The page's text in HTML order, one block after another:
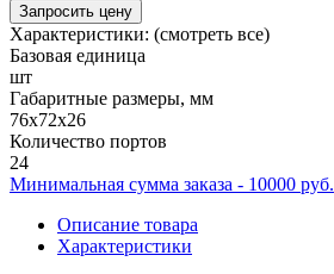
Запросить цену
Характеристики: (смотреть все)
Базовая единица
шт
Габаритные размеры, мм
76x72x26
Количество портов
24
Минимальная сумма заказа - 10000 руб.
Описание товара
Характеристики